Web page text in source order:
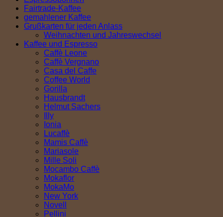
Fairtrade-Kaffee
gemahlener Kaffee
Grußkarten für jeden Anlass
Weihnachten und Jahreswechsel
Kaffee und Espresso
Caffè Leone
Caffè Vergnano
Casa del Caffe
Coffee World
Gorilla
Hausbrandt
Helmut Sachers
Illy
Ionia
Lucaffè
Mamis Caffè
Mariasole
Mille Soli
Mocambo Caffè
Mokaflor
MokaMo
New York
Novell
Pellini